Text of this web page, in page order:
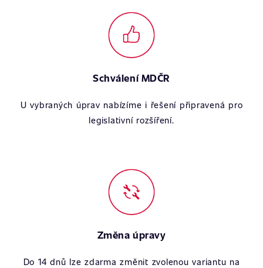
Schválení MDČR
U vybraných úprav nabízíme i řešení připravená pro
legislativní rozšíření.
Změna úpravy
Do 14 dnů lze zdarma změnit zvolenou variantu na